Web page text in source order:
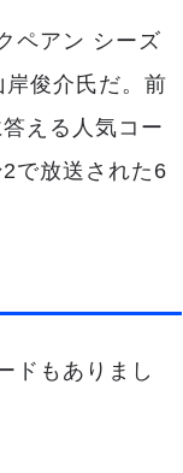
ペアン シーズ
俊介氏だ。前
える人気コー
で放送された6
ドもありまし